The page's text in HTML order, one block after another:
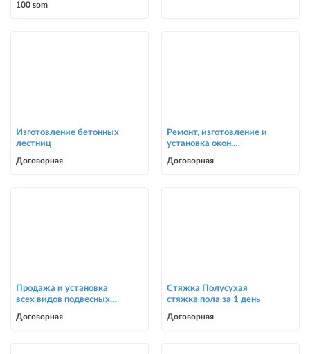
0700303090
100 som
Изготовление бетонных
лестниц
Договорная
Ремонт, изготовление и
установка окон,
Договорная
Продажа и установка
всех видов подвесных
Договорная
Стяжка Полусухая
стяжка пола за 1 день
Договорная